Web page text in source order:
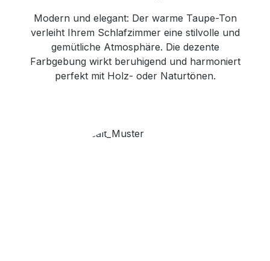
Modern und elegant: Der warme Taupe-Ton
verleiht Ihrem Schlafzimmer eine stilvolle und
gemütliche Atmosphäre. Die dezente
Farbgebung wirkt beruhigend und harmoniert
perfekt mit Holz- oder Naturtönen.